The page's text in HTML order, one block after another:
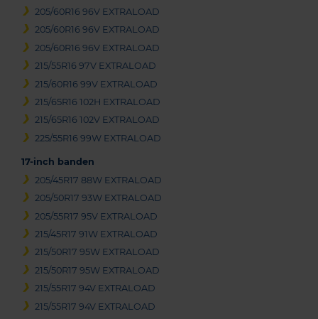
205/60R16 96V EXTRALOAD
205/60R16 96V EXTRALOAD
205/60R16 96V EXTRALOAD
215/55R16 97V EXTRALOAD
215/60R16 99V EXTRALOAD
215/65R16 102H EXTRALOAD
215/65R16 102V EXTRALOAD
225/55R16 99W EXTRALOAD
17-inch banden
205/45R17 88W EXTRALOAD
205/50R17 93W EXTRALOAD
205/55R17 95V EXTRALOAD
215/45R17 91W EXTRALOAD
215/50R17 95W EXTRALOAD
215/50R17 95W EXTRALOAD
215/55R17 94V EXTRALOAD
215/55R17 94V EXTRALOAD